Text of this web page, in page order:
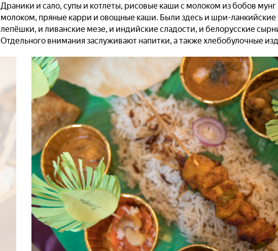
Драники и сало, супы и котлеты, рисовые каши с молоком из бобов
молоком, пряные карри и овощные каши. Были здесь и шри-ланкийские
лепёшки, и ливанские мезе, и индийские сладости, и белорусские
Отдельного внимания заслуживают напитки, а также хлебобулочные